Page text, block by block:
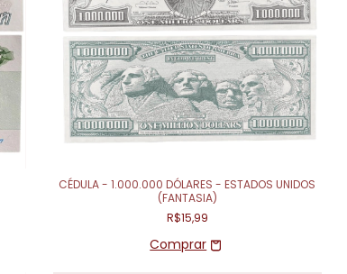
CÉDULA - 1.000.000 DÓLARES - ESTADOS UNIDOS
(FANTASIA)
R$15,99